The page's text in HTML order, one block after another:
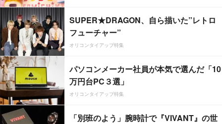
SUPER★DRAGON、自ら描いた”レトロ
フューチャー”
オリコンタイアップ特集
パソコンメーカー社員が本気で選んだ「10
万円台PC３選」
オリコンタイアップ特集
「別班のよう」腕時計で『VIVANT』の世